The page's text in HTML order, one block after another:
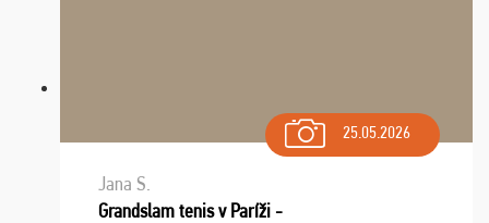
25.05.2026
Jana S.
Grandslam tenis v Paríži -